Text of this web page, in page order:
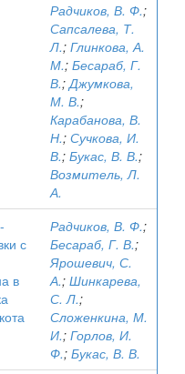
Радчиков, В. Ф.;
Сапсалева, Т.
Л.; Глинкова, А.
М.; Бесараб, Г.
В.;Джумкова,
М. В.;
Карабанова, В.
Н.; Сучкова, И.
В.; Букас, В. В.;
Возмитель, Л.
А.
с
в
Радчиков, В. Ф.;
Бесараб, Г. В.;
Ярошевич, С.
А.; Шинкарева,
С. Л.;
Сложенкина, М.
И.; Горлов, И.
Ф.; Букас, В. В.